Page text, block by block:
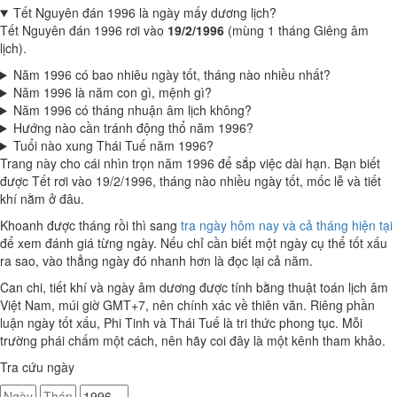
Tết Nguyên đán 1996 là ngày mấy dương lịch?
Tết Nguyên đán 1996 rơi vào 19/2/1996 (mùng 1 tháng Giêng âm
lịch).
Năm 1996 có bao nhiêu ngày tốt, tháng nào nhiều nhất?
Năm 1996 là năm con gì, mệnh gì?
Năm 1996 có tháng nhuận âm lịch không?
Hướng nào cần tránh động thổ năm 1996?
Tuổi nào xung Thái Tuế năm 1996?
Trang này cho cái nhìn trọn năm 1996 để sắp việc dài hạn. Bạn biết
được Tết rơi vào 19/2/1996, tháng nào nhiều ngày tốt, mốc lễ và tiết
khí nằm ở đâu.
Khoanh được tháng rồi thì sang tra ngày hôm nay và cả tháng hiện tại
để xem đánh giá từng ngày. Nếu chỉ cần biết một ngày cụ thể tốt xấu
ra sao, vào thẳng ngày đó nhanh hơn là đọc lại cả năm.
Can chi, tiết khí và ngày âm dương được tính bằng thuật toán lịch âm
Việt Nam, múi giờ GMT+7, nên chính xác về thiên văn. Riêng phần
luận ngày tốt xấu, Phi Tinh và Thái Tuế là tri thức phong tục. Mỗi
trường phái chấm một cách, nên hãy coi đây là một kênh tham khảo.
Tra cứu ngày